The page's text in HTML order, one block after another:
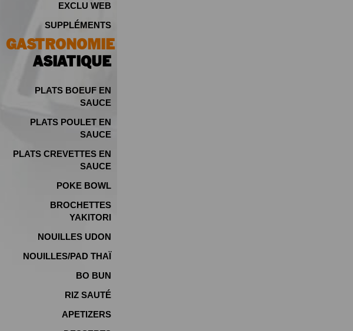
EXCLU WEB
SUPPLÉMENTS
GASTRONOMIE
ASIATIQUE
PLATS BOEUF EN
SAUCE
PLATS POULET EN
SAUCE
PLATS CREVETTES EN
SAUCE
POKE BOWL
BROCHETTES
YAKITORI
NOUILLES UDON
NOUILLES/PAD THAÏ
BO BUN
RIZ SAUTÉ
APETIZERS